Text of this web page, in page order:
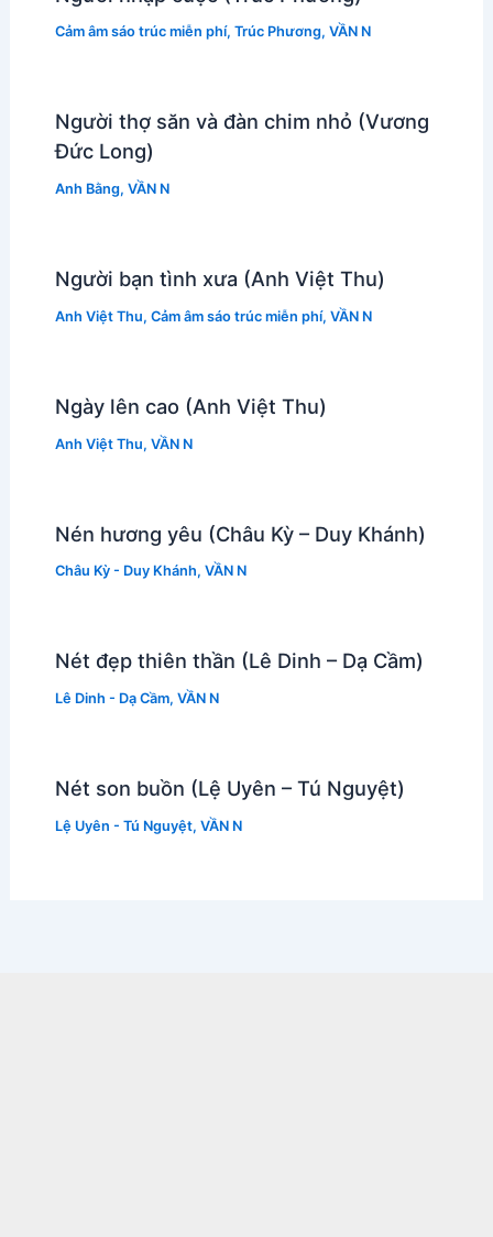
Cảm âm sáo trúc miễn phí, Trúc Phương, VẦN N
Người thợ săn và đàn chim nhỏ (Vương
Đức Long)
Anh Bằng, VẦN N
Người bạn tình xưa (Anh Việt Thu)
Anh Việt Thu, Cảm âm sáo trúc miễn phí, VẦN N
Ngày lên cao (Anh Việt Thu)
Anh Việt Thu, VẦN N
Nén hương yêu (Châu Kỳ – Duy Khánh)
Châu Kỳ - Duy Khánh, VẦN N
Nét đẹp thiên thần (Lê Dinh – Dạ Cầm)
Lê Dinh - Dạ Cầm, VẦN N
Nét son buồn (Lệ Uyên – Tú Nguyệt)
Lệ Uyên - Tú Nguyệt, VẦN N